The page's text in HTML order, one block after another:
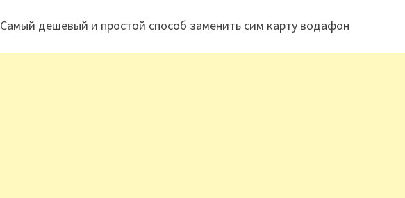
Самый дешевый и простой способ заменить сим карту водафон